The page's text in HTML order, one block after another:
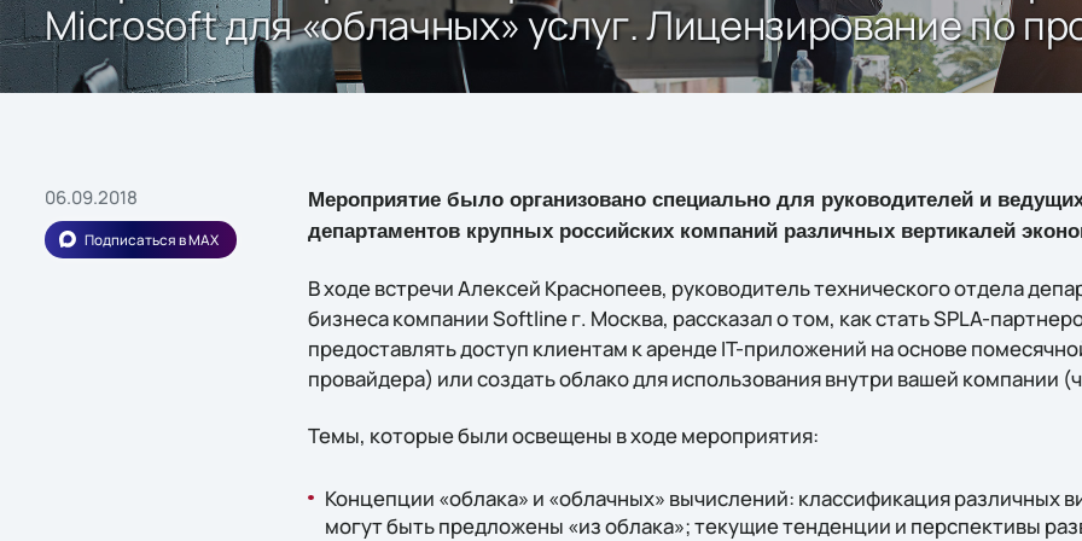
Microsoft для «облачных» услуг. Лицензирование по
06.09.2018
Подписаться в MAX
Мероприятие было организовано специально для руководителей и
департаментов крупных российских компаний различных вертикалей
В ходе встречи Алексей Краснопеев, руководитель технического отдела
бизнеса компании Softline г. Москва, рассказал о том, как стать SPLA-
предоставлять доступ клиентам к аренде IT-приложений на основе
провайдера) или создать облако для использования внутри вашей компании
Темы, которые были освещены в ходе мероприятия:
Концепции «облака» и «облачных» вычислений: классификация различных
могут быть предложены «из облака»; текущие тенденции и перспективы